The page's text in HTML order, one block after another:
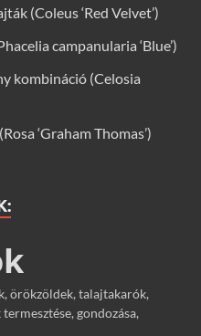
(Coleus ‘Red Velvet’)
campanularia ‘Blue’)
kombináció (Celosia
‘Graham Thomas’)
örökzöldek, talajtakarók,
gondozása,